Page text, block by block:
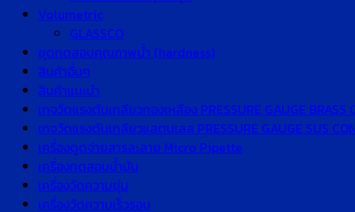
Volumetric
GLASSCO
ชุดทดสอบคุณภาพน้ำ (hardness)
สินค้าอื่นๆ
สินค้าแนะนำ
เกจวัดแรงดันเกลียวทองเหลือง PRESSURE GAUGE BRASS
เกจวัดแรงดันเกลียวแสตนเลส PRESSURE GAUGE SUS
เครื่องดูดจ่ายสารละลาย Micro Pipette
เครื่องทดสอบน้ำมัน
เครื่องวัดความขุ่น
เครื่องวัดความเร็วรอบ